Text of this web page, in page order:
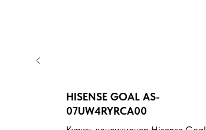
HISENSE GOAL AS-
07UW4RYRCA00